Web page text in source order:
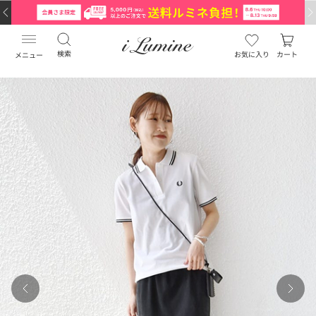
メニュー 検索 お気に入り カート